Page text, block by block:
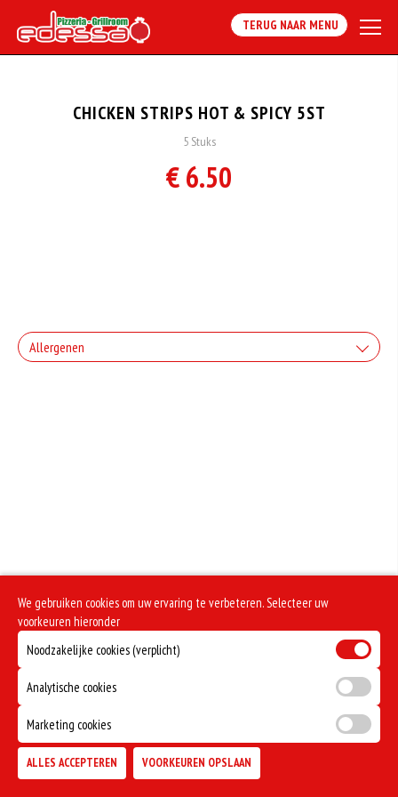
TERUG NAAR MENU
CHICKEN STRIPS HOT & SPICY 5ST
5 Stuks
€ 6.50
Allergenen
We gebruiken cookies om uw ervaring te verbeteren. Selecteer uw
voorkeuren hieronder
Noodzakelijke cookies (verplicht)
Analytische cookies
Marketing cookies
ALLES ACCEPTEREN VOORKEUREN OPSLAAN